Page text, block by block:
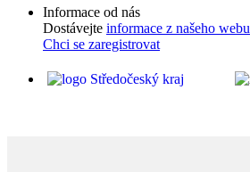
Informace od nás
Dostávejte informace z našeho webu
Chci se zaregistrovat